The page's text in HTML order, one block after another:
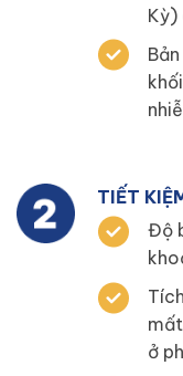
Kỳ)
TIẾT
Độ
ở